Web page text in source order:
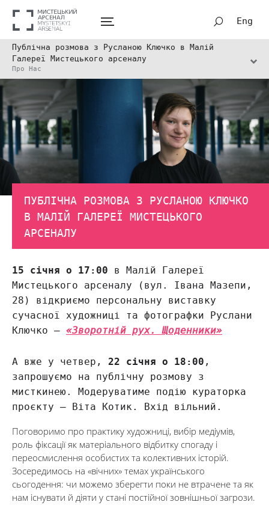
Eng
Публічна розмова з Русланою Ключко в Малій
Галереї Мистецького арсеналу
Про Нас
ПУБЛІЧНА РОЗМОВА З РУСЛАНОЮ КЛЮЧКО
В МАЛІЙ ГАЛЕРЕЇ МИСТЕЦЬКОГО
АРСЕНАЛУ
15 січня о 17:00 в Малій Галереї
Мистецького арсеналу (вул. Івана Мазепи,
28) відкриємо персональну виставку
сучасної художниці та фотографки Руслани
Ключко — «Зворотній рух. Щоденники»
А вже у четвер, 22 січня о 18:00,
запрошуємо на публічну розмову з
мисткинею. Модеруватиме подію кураторка
проєкту — Віта Котик. Вхід вільний.
Поговоримо про практику художниці, вибір медіумів,
роль фіксації як матеріального відбитку спогаду і
переосмислення особистих та колективних історій.
Зосередимось на «вічних» темах українського
сьогодення: чи можемо зберегти поки не втрачене та як
нам існувати й діяти у стані постійної зовнішньої загрози.